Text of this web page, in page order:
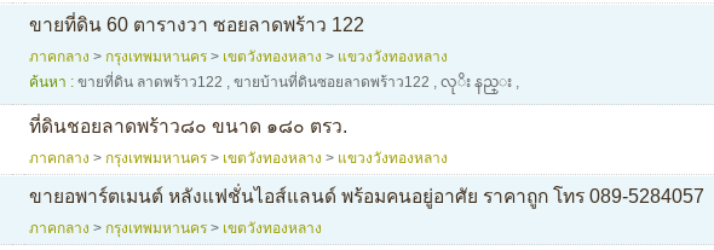
ขายที่ดิน 60 ตารางวา ซอยลาดพร้าว 122
ภาคกลาง > กรุงเทพมหานคร > เขตวังทองหลาง > แขวงวังทองหลาง
ค้นหา : ขายที่ดิน ลาดพร้าว122 , ขายบ้านที่ดินซอยลาดพร้าว122 , လုိး နည္း ,
ที่ดินชอยลาดพร้าว๘๐ ขนาด ๑๘๐ ตรว.
ภาคกลาง > กรุงเทพมหานคร > เขตวังทองหลาง > แขวงวังทองหลาง
ขายอพาร์ตเมนต์ หลังแฟชั่นไอส์แลนด์ พร้อมคนอยู่อาศัย ราคาถูก โทร 089-5284057
ภาคกลาง > กรุงเทพมหานคร > เขตวังทองหลาง